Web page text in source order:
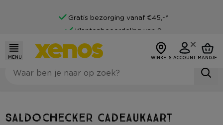
Gratis bezorging vanaf €45,-*
Klantenbeoordeling van 9
Achteraf betalen mogelijk
MENU WINKELS ACCOUNT MANDJE
Saldochecker cadeaukaart